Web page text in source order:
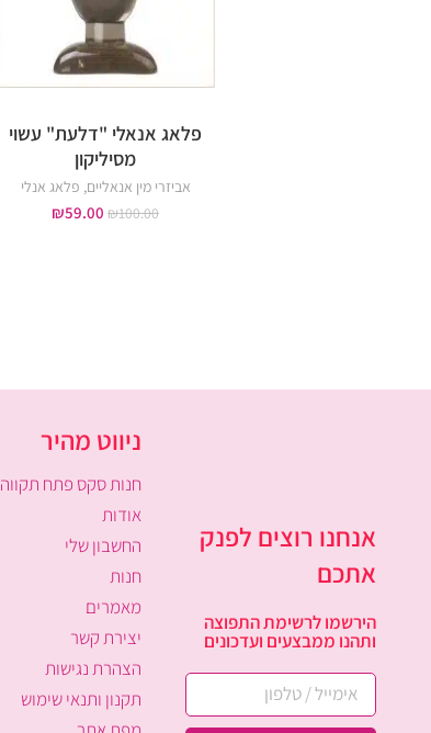
פלאג אנאלי "דלעת" עשוי
מסיליקון
אביזרי מין אנאליים, פלאג אנלי
₪100.00
₪59.00
אנחנו רוצים לפנק
אתכם
הירשמו לרשימת התפוצה
ותהנו ממבצעים ועדכונים
ניווט מהיר
חנות סקס פתח תקווה
אודות
החשבון שלי
חנות
מאמרים
יצירת קשר
הצהרת נגישות
תקנון ותנאי שימוש